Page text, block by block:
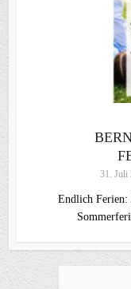
31. Juli
Endlich Ferien: